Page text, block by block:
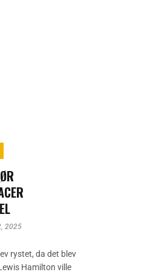
2025
rystet, da det blev
Hamilton ville